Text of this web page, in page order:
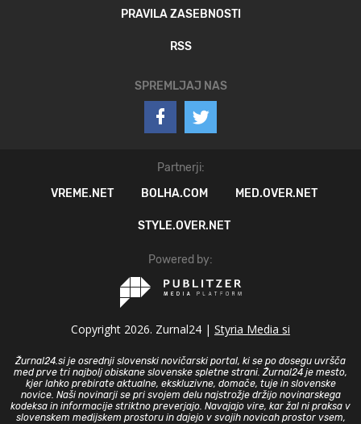
PRAVILA ZASEBNOSTI
RSS
SPREMLJAJ NAS
Partnerji:
VREME.NET
BOLHA.COM MED.OVER.NET
STYLE.OVER.NET
Powered by:
Copyright 2026. Zurnal24 | Styria Media si
Žurnal24.si je osrednji slovenski novičarski portal, ki se po dosegu uvršča
med prve tri najbolj obiskane slovenske spletne strani. Žurnal24 je mesto,
kjer lahko prebirate aktualne, ekskluzivne, domače, tuje in slovenske
novice. Naši novinarji se pri svojem delu najstrožje držijo novinarskega
kodeksa in informacije striktno preverjajo. Navajajo vire, kar žal ni praksa v
slovenskem medijskem prostoru in dajejo v svojih novicah prostor vsem,